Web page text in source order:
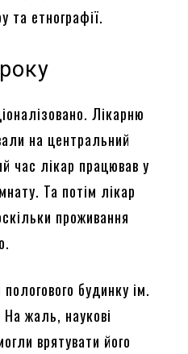
та етнографії.
Лікарню
на центральний
час лікар працював у
Та потім лікар
проживання
будинку ім.
жаль, наукові
врятувати його